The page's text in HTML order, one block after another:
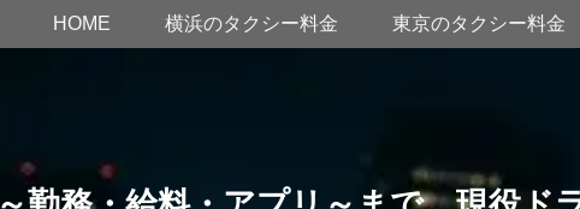
HOME 横浜のタクシー料金 東京のタクシー料金